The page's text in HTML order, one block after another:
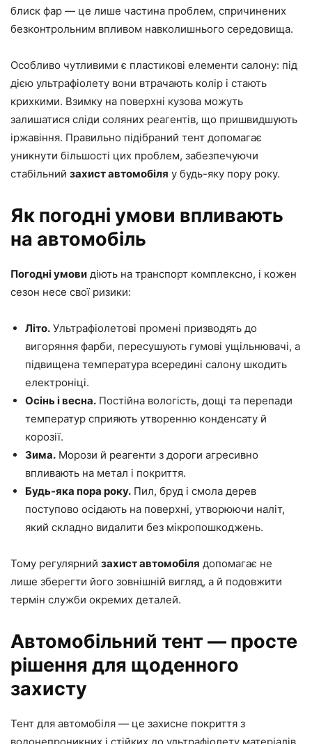
блиск фар — це лише частина проблем, спричинених
безконтрольним впливом навколишнього середовища.
Особливо чутливими є пластикові елементи салону: під
дією ультрафіолету вони втрачають колір і стають
крихкими. Взимку на поверхні кузова можуть
залишатися сліди соляних реагентів, що пришвидшують
іржавіння. Правильно підібраний тент допомагає
уникнути більшості цих проблем, забезпечуючи
стабільний захист автомобіля у будь-яку пору року.
Як погодні умови впливають
на автомобіль
Погодні умови діють на транспорт комплексно, і кожен
сезон несе свої ризики:
Літо. Ультрафіолетові промені призводять до
вигоряння фарби, пересушують гумові ущільнювачі, а
підвищена температура всередині салону шкодить
електроніці.
Осінь і весна. Постійна вологість, дощі та перепади
температур сприяють утворенню конденсату й
корозії.
Зима. Морози й реагенти з дороги агресивно
впливають на метал і покриття.
Будь-яка пора року. Пил, бруд і смола дерев
поступово осідають на поверхні, утворюючи наліт,
який складно видалити без мікропошкоджень.
Тому регулярний захист автомобіля допомагає не
лише зберегти його зовнішній вигляд, а й подовжити
термін служби окремих деталей.
Автомобільний тент — просте
рішення для щоденного
захисту
Тент для автомобіля — це захисне покриття з